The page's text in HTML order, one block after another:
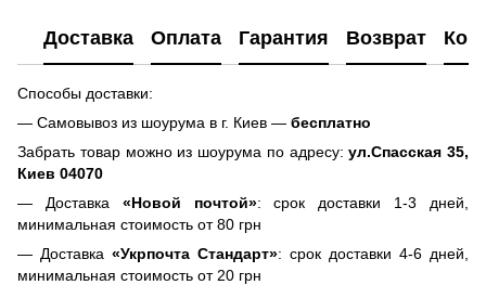
Доставка Оплата Гарантия Возврат
Способы доставки:
— Самовывоз из шоурума в г. Киев — бесплатно
Забрать товар можно из шоурума по адресу:ул.Спасская 35,
Киев 04070
— Доставка «Новой почтой»: срок доставки 1-3 дней,
минимальная стоимость от 80 грн
— Доставка «Укрпочта Стандарт»: срок доставки 4-6 дней,
минимальная стоимость от 20 грн